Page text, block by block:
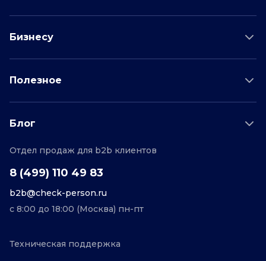
Проверка водителя
Бизнесу
Проверка по отраслям
Полезное
О проекте
Персональные данные
Блог
Редакционная политика
Отдел продаж для b2b клиентов
8 (499) 110 49 83
b2b@check-person.ru
с 8:00 до 18:00 (Москва) пн-пт
Техническая поддержка